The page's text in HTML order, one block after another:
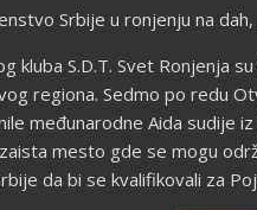
Srbije u ronjenju na
kluba S.D.T. Svet Ronjenja
regiona. Sedmo po redu
međunarodne Aida sudije
mesto gde se mogu
da bi se kvalifikovali za